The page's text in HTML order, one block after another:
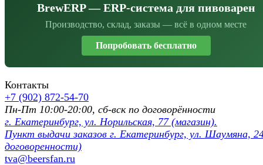
BrewERP — ERP-система для пивоварен
Производство, склад, заказы — всё в одном месте
Попробовать бесплатно
Контакты
+7 (902) 872-54-70
Пн-Пт 10:00-20:00, сб-вск по договорённости
г. Екатеринбург, ул. Норильская, 77 (магазин).
Пункт выдачи заказов г. Екатеринбург, ул. Шаумяна,
договоренности)
tva@beersfan.ru